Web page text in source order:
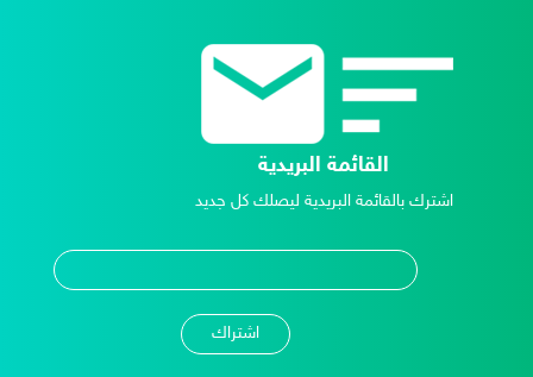
القائمة البريدية
اشترك بالقائمة البريدية ليصلك كل جديد